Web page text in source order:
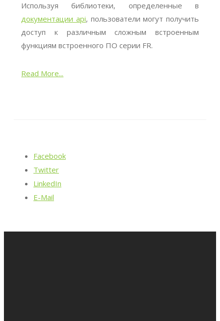
Используя библиотеки, определенные в
документации api, пользователи могут получить
доступ к различным сложным встроенным
функциям встроенного ПО серии FR.
Read More...
Facebook
Twitter
LinkedIn
E-Mail